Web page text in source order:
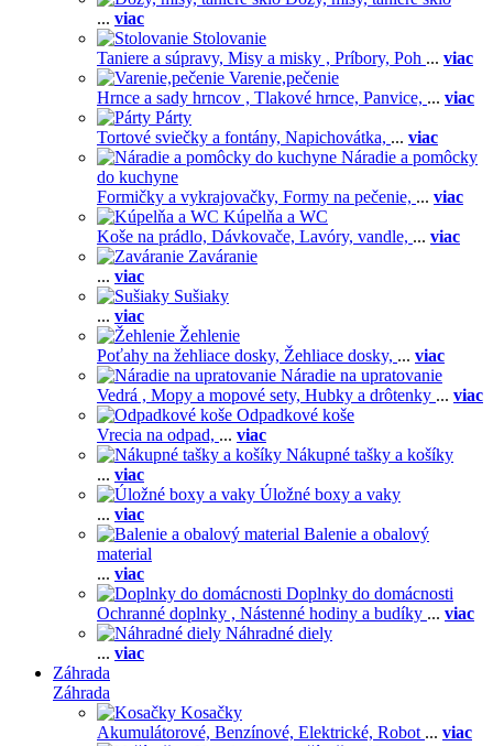
... viac
Stolovanie
Taniere a súpravy, Misy a misky , Príbory, Poh ... viac
Varenie,pečenie
Hrnce a sady hrncov , Tlakové hrnce, Panvice, ... viac
Párty
Tortové sviečky a fontány, Napichovátka, ... viac
Náradie a pomôcky
do kuchyne
Formičky a vykrajovačky, Formy na pečenie, ... viac
Kúpelňa a WC
Koše na prádlo, Dávkovače, Lavóry, vandle, ... viac
Zaváranie
... viac
Sušiaky
... viac
Žehlenie
Poťahy na žehliace dosky, Žehliace dosky, ... viac
Náradie na upratovanie
Vedrá , Mopy a mopové sety, Hubky a drôtenky ... viac
Odpadkové koše
Vrecia na odpad, ... viac
Nákupné tašky a košíky
... viac
Úložné boxy a vaky
... viac
Balenie a obalový
material
... viac
Doplnky do domácnosti
Ochranné doplnky , Nástenné hodiny a budíky ... viac
Náhradné diely
... viac
Záhrada
Záhrada
Kosačky
Akumulátorové, Benzínové, Elektrické, Robot ... viac